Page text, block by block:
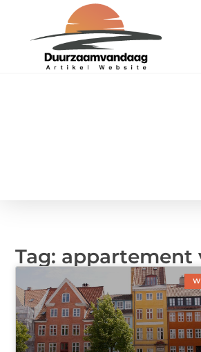
Tag: appartement